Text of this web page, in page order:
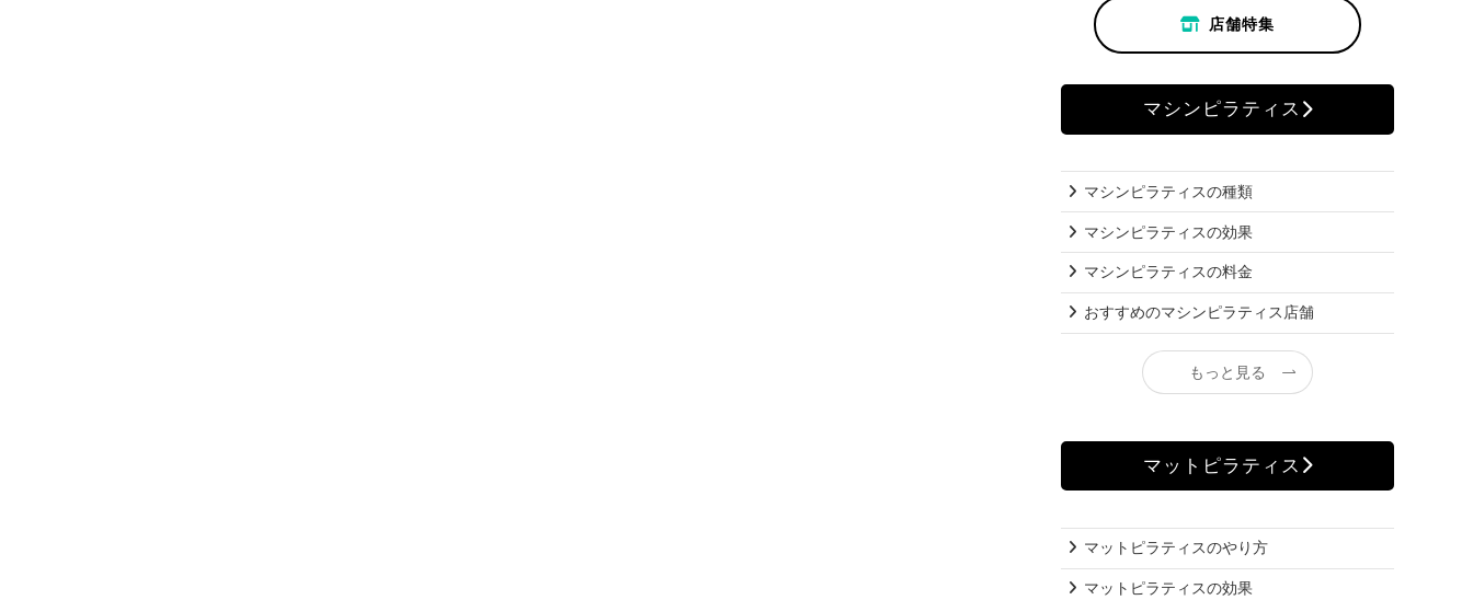
店舗特集
マシンピラティス
マシンピラティスの種類
マシンピラティスの効果
マシンピラティスの料金
おすすめのマシンピラティス店舗
もっと見る
マットピラティス
マットピラティスのやり方
マットピラティスの効果